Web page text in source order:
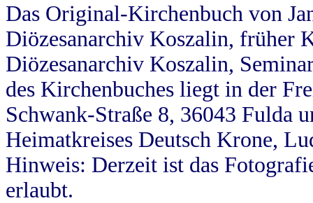
Das Original-Kirchenbuch von
Diözesanarchiv Koszalin, früher
Diözesanarchiv Koszalin,
des Kirchenbuches liegt in der
Schwank-Straße 8, 36043 Fulda
Heimatkreises Deutsch Krone,
Hinweis: Derzeit ist das
erlaubt.